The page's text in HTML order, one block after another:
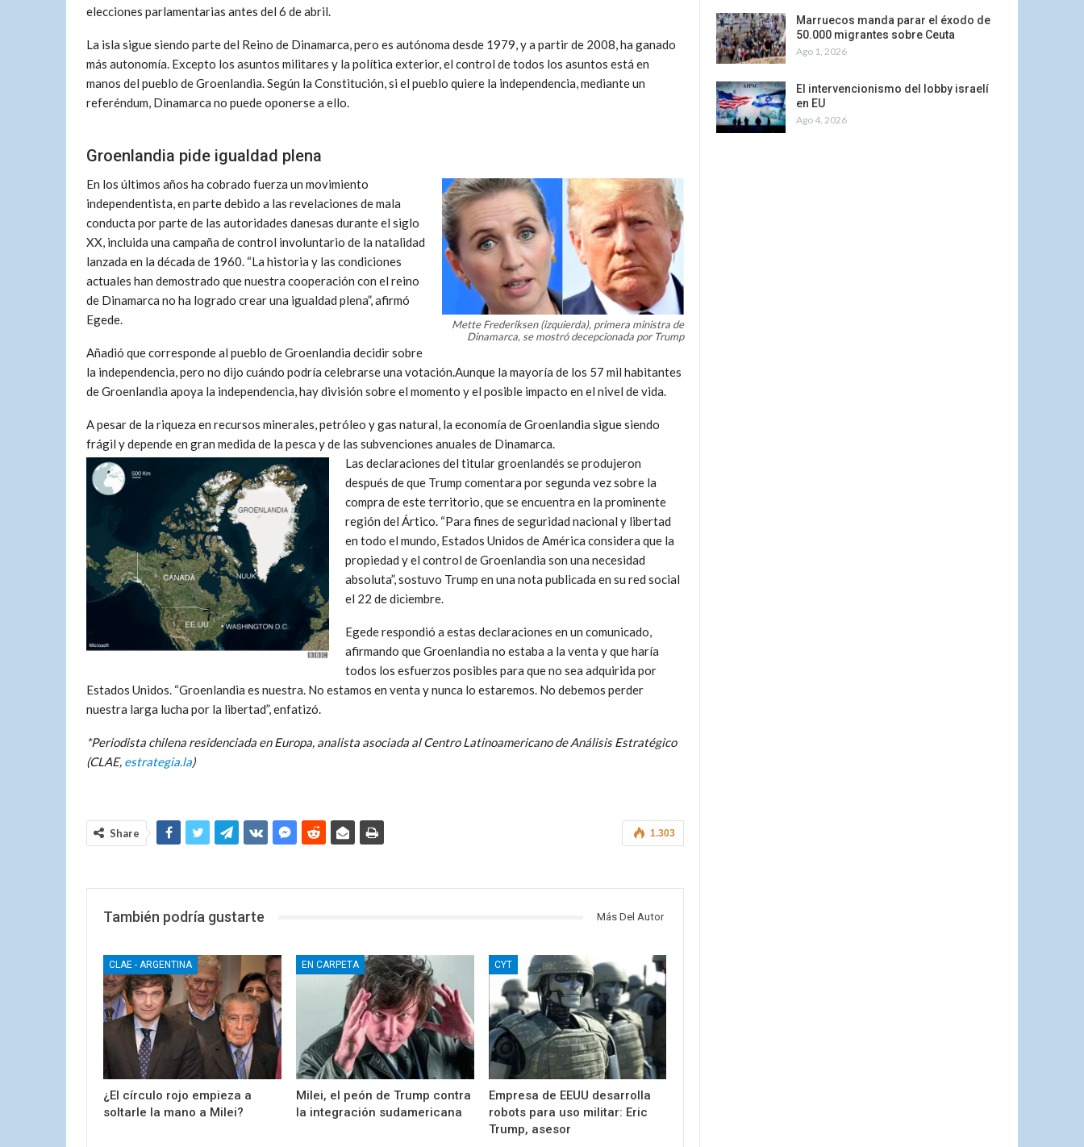
elecciones parlamentarias antes del 6 de abril.
La isla sigue siendo parte del Reino de Dinamarca, pero es autónoma desde 1979, y a partir de 2008, ha ganado
más autonomía. Excepto los asuntos militares y la política exterior, el control de todos los asuntos está en
manos del pueblo de Groenlandia. Según la Constitución, si el pueblo quiere la independencia, mediante un
referéndum, Dinamarca no puede oponerse a ello.
Groenlandia pide igualdad plena
Mette Frederiksen (izquierda), primera ministra de
Dinamarca, se mostró decepcionada por Trump
En los últimos años ha cobrado fuerza un movimiento
independentista, en parte debido a las revelaciones de mala
conducta por parte de las autoridades danesas durante el siglo
XX, incluida una campaña de control involuntario de la natalidad
lanzada en la década de 1960. La historia y las condiciones
actuales han demostrado que nuestra cooperación con el reino
de Dinamarca no ha logrado crear una igualdad plena, afirmó
Egede.
Añadió que corresponde al pueblo de Groenlandia decidir sobre
la independencia, pero no dijo cuándo podría celebrarse una votación.Aunque la mayoría de los 57 mil habitantes
de Groenlandia apoya la independencia, hay división sobre el momento y el posible impacto en el nivel de vida.
A pesar de la riqueza en recursos minerales, petróleo y gas natural, la economía de Groenlandia sigue siendo
frágil y depende en gran medida de la pesca y de las subvenciones anuales de Dinamarca.
Las declaraciones del titular groenlandés se produjeron
después de que Trump comentara por segunda vez sobre la
compra de este territorio, que se encuentra en la prominente
región del Ártico. “Para fines de seguridad nacional y libertad
en todo el mundo, Estados Unidos de América considera que la
propiedad y el control de Groenlandia son una necesidad
absoluta”, sostuvo Trump en una nota publicada en su red social
el 22 de diciembre.
Egede respondió a estas declaraciones en un comunicado,
afirmando que Groenlandia no estaba a la venta y que haría
todos los esfuerzos posibles para que no sea adquirida por
Estados Unidos. “Groenlandia es nuestra. No estamos en venta y nunca lo estaremos. No debemos perder
nuestra larga lucha por la libertad”, enfatizó.
*Periodista chilena residenciada en Europa, analista asociada al Centro Latinoamericano de Análisis Estratégico
(CLAE, estrategia.la)
1.303
Share
También podría gustarte Más Del Autor
CLAE - ARGENTINA
¿El círculo rojo empieza a
soltarle la mano a Milei?
EN CARPETA
Milei, el peón de Trump contra
la integración sudamericana
CYT
Empresa de EEUU desarrolla
robots para uso militar: Eric
Trump, asesor
Marruecos manda parar el éxodo de
50.000 migrantes sobre Ceuta
Ago 1, 2026
El intervencionismo del lobby israelí
en EU
Ago 4, 2026